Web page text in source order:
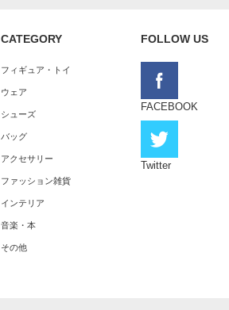
CATEGORY
フィギュア・トイ
ウェア
シューズ
バッグ
アクセサリー
ファッション雑貨
インテリア
音楽・本
その他
FOLLOW US
FACEBOOK
Twitter